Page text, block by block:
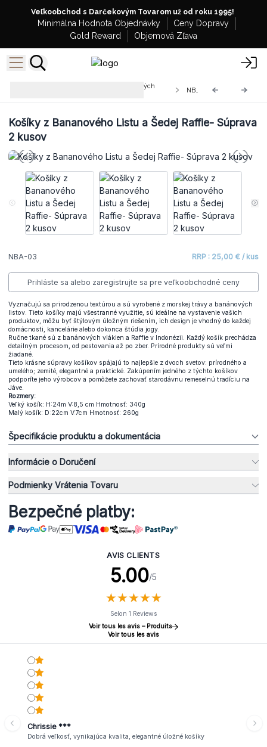
Veľkoobchod s Darčekovým Tovarom už od roku 1995!
Minimálna Hodnota Objednávky
Ceny Dopravy
Gold Reward
Objemová Zľava
Veľkoobchodné Košíky z Banánových
Košíky z Bananového Listu a Šedej Raffie- Súprava
2 kusov
NBA-03 RRP : 25,00 € / kus
Prihláste sa alebo zaregistrujte sa pre veľkoobchodné ceny
Vyznačujú sa prirodzenou textúrou a sú vyrobené z morskej trávy a banánových
listov. Tieto košíky majú všestranné využitie, sú ideálne na vystavenie vašich
produktov, môžu byť štýlovým úložným riešením, ich design je vhodný do každej
domácnosti, kancelárie alebo dokonca štúdia jogy.
Ručne tkané sú z banánových vlákien a Raffie v Indonézii. Každý košík prechádza
detailným procesom, od pestovania až po zber. Prírodné produkty sú veľmi
žiadané.
Tieto krásne súpravy košíkov spájajú to najlepšie z dvoch svetov: prírodného a
umelého; zemité, elegantné a praktické. Zakúpením jedného z týchto košíkov
podporíte jeho výrobcov a pomôžete zachovať starodávnu remeselnú tradíciu na
Jáve.
Rozmery:
Veľký košík: H:24m V:8,5 cm Hmotnosť: 340g
Malý košík: D:22cm V:7cm Hmotnosť: 260g
Špecifikácie produktu a dokumentácia
Informácie o Doručení
Podmienky Vrátenia Tovaru
Bezpečné platby:
AVIS CLIENTS
5.00/5
★★★★★
★★★★★
Selon 1 Reviews
Voir tous les avis – Produits
Voir tous les avis
Chrissie ***
Dobrá veľkosť, vynikajúca kvalita, elegantné úložné košíky